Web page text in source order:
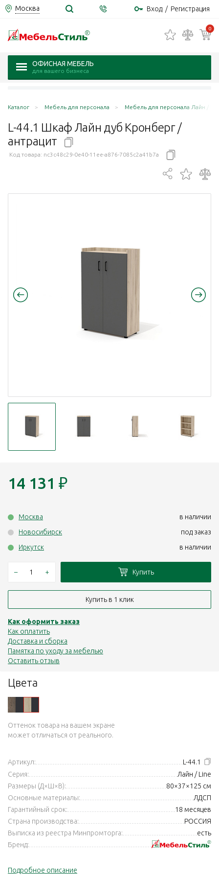
Москва Вход / Регистрация
0
ОФИСНАЯ МЕБЕЛЬ
для вашего бизнеса
Каталог Мебель для персонала Мебель для персонала Лайн /
L-44.1 Шкаф Лайн дуб Кронберг /
антрацит
Код товара: nc3c48c29-0e40-11ee-a876-7085c2a41b7a
Цвета
Оттенок товара на вашем экране
может отличаться от реального.
Артикул:
L-44.1
Серия:
Лайн / Line
Размеры (Д×Ш×В):
80×37×125 см
Основные материалы:
ЛДСП
Гарантийный срок:
18 месяцев
Страна производства:
РОССИЯ
Выписка из реестра Минпромторга:
есть
Бренд:
Подробное описание
14 131 ₽
Москва
в наличии
Новосибирск
под заказ
Иркутск
в наличии
– + Купить
Купить в 1 клик
Как оформить заказ
Как оплатить
Доставка и сборка
Памятка по уходу за мебелью
Оставить отзыв